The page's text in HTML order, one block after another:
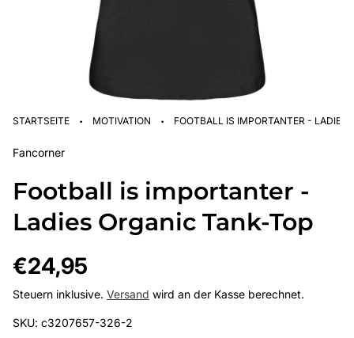
STARTSEITE · MOTIVATION · FOOTBALL IS IMPORTANTER - LADIES
Fancorner
Football is importanter -
Ladies Organic Tank-Top
Regulärer
Preis
€24,95
Steuern inklusive. Versand wird an der Kasse berechnet.
SKU: c3207657-326-2